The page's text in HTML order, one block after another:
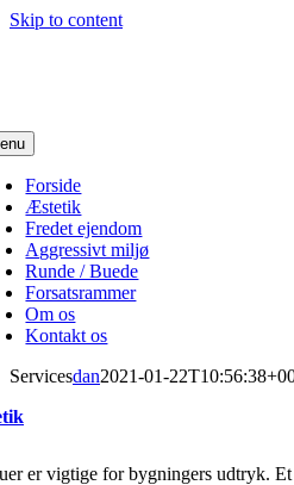
Skip to content
Forside
Æstetik
Fredet ejendom
Aggressivt miljø
Runde / Buede
Forsatsrammer
Om os
Kontakt os
Servicesdan2021-01-
er vigtige for bygningers udtryk.